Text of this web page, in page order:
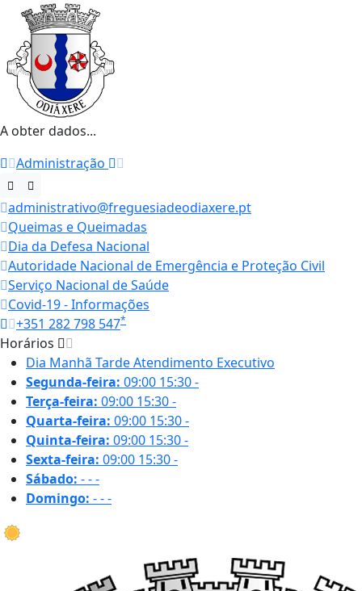
A obter dados...
Administração
administrativo@freguesiadeodiaxere.pt
Queimas e Queimadas
Dia da Defesa Nacional
Autoridade Nacional de Emergência e Proteção Civil
Serviço Nacional de Saúde
Covid-19 - Informações
+351 282 798 547*
Horários
Dia Manhã TardeAtendimento Executivo
Segunda-feira: 09:00 15:30-
Terça-feira: 09:00 15:30-
Quarta-feira: 09:00 15:30-
Quinta-feira: 09:00 15:30-
Sexta-feira: 09:00 15:30-
Sábado: ---
Domingo: ---